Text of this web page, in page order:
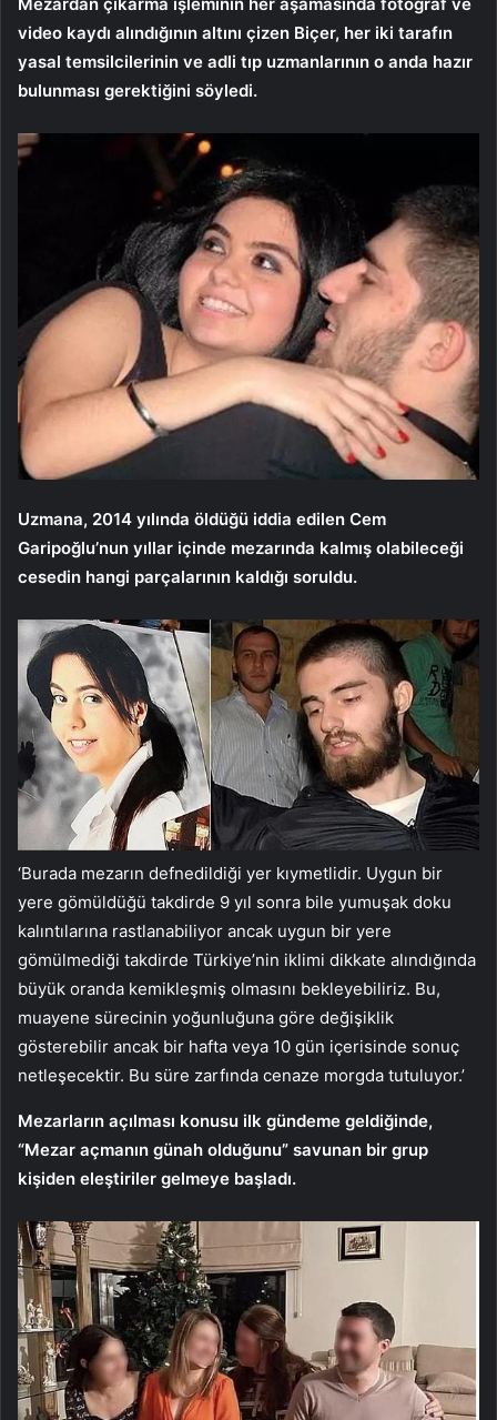
video kaydı alındığının altını çizen Biçer, her iki tarafın
yasal temsilcilerinin ve adli tıp uzmanlarının o anda hazır
bulunması gerektiğini söyledi.
Uzmana, 2014 yılında öldüğü iddia edilen Cem
Garipoğlu’nun yıllar içinde mezarında kalmış olabileceği
cesedin hangi parçalarının kaldığı soruldu.
‘Burada mezarın defnedildiği yer kıymetlidir. Uygun bir
yere gömüldüğü takdirde 9 yıl sonra bile yumuşak doku
kalıntılarına rastlanabiliyor ancak uygun bir yere
gömülmediği takdirde Türkiye’nin iklimi dikkate alındığında
büyük oranda kemikleşmiş olmasını bekleyebiliriz. Bu,
muayene sürecinin yoğunluğuna göre değişiklik
gösterebilir ancak bir hafta veya 10 gün içerisinde sonuç
netleşecektir. Bu süre zarfında cenaze morgda tutuluyor.’
Mezarların açılması konusu ilk gündeme geldiğinde,
“Mezar açmanın günah olduğunu” savunan bir grup
kişiden eleştiriler gelmeye başladı.